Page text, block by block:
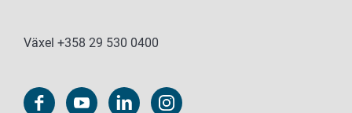
Växel +358 29 530 0400